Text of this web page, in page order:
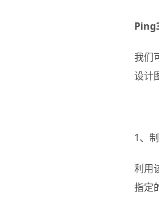
我们
设计
1、
利用
指定